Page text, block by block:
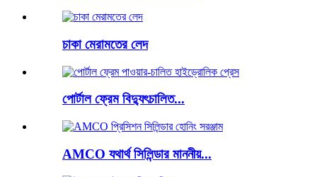
চাকা মেরামতের লেদ
পোর্টাল ফ্রেম বিদ্যুৎচালিত...
AMCO যথার্থ সিলিন্ডার মাননীয়...